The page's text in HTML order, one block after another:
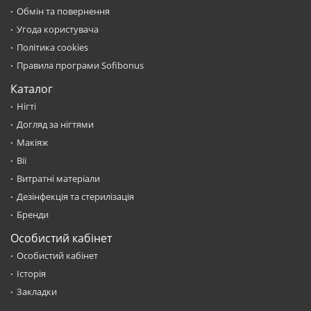
Обмін та повернення
Угода користувача
Політика cookies
Правила програми Sofibonus
Каталог
Нігті
Догляд за нігтями
Макіяж
Вії
Витратні матеріали
Дезінфекція та стерилізація
Бренди
Особистий кабінет
Особистий кабінет
Історія
Закладки